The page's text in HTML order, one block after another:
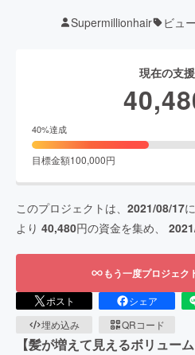
Supermillionhair ビュ
現在の支
40%達成
目標金額100,000円
このプロジェクトは、 2021/08/17
より 40,480円の資金を集め、
もう一度プロジェク
ポスト シェア
埋め込み
QRコード
【髪が増えて見えるボリュー